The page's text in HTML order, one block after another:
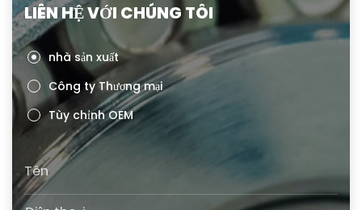
LIÊN HỆ VỚI CHÚNG TÔI
nhà sản xuất
Công ty Thương mại
Tùy chỉnh OEM